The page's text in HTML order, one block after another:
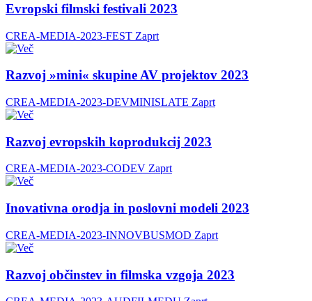
Evropski filmski festivali 2023
CREA-MEDIA-2023-FEST Zaprt
Razvoj »mini« skupine AV projektov 2023
CREA-MEDIA-2023-DEVMINISLATE Zaprt
Razvoj evropskih koprodukcij 2023
CREA-MEDIA-2023-CODEV Zaprt
Inovativna orodja in poslovni modeli 2023
CREA-MEDIA-2023-INNOVBUSMOD Zaprt
Razvoj občinstev in filmska vzgoja 2023